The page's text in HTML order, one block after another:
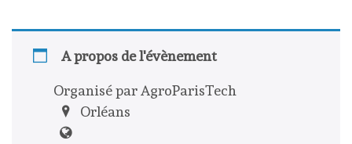
A propos de l'évènement
Organisé par AgroParisTech
Orléans